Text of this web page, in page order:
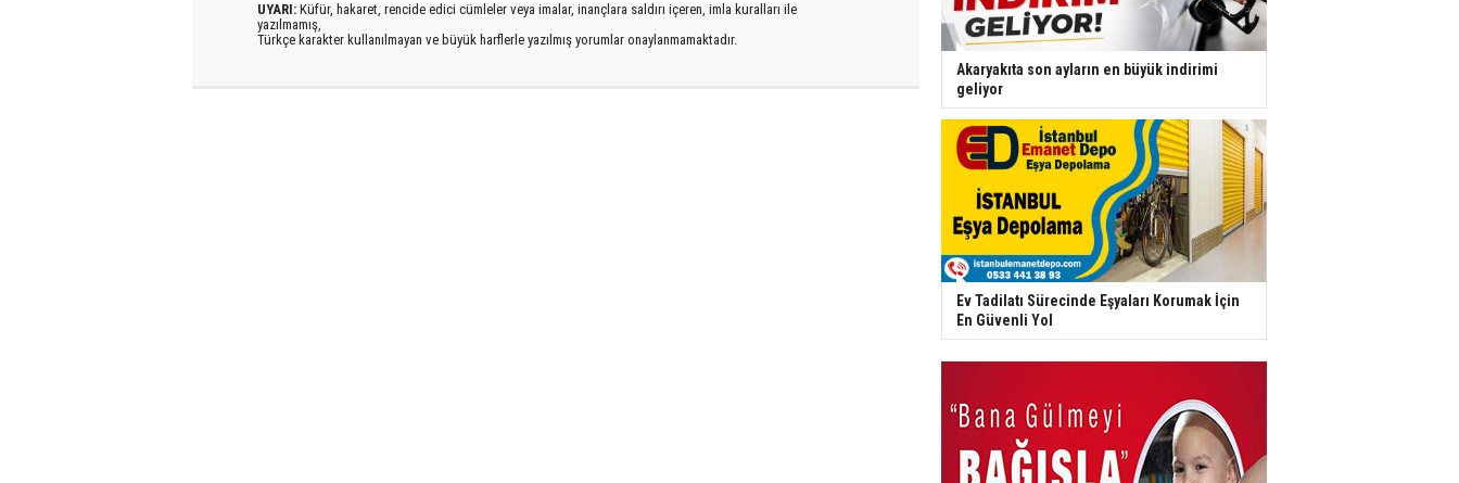
UYARI: Küfür, hakaret, rencide edici cümleler veya imalar, inançlara saldırı içeren, imla kuralları ile
yazılmamış,
Türkçe karakter kullanılmayan ve büyük harflerle yazılmış yorumlar onaylanmamaktadır.
Akaryakıta son ayların en büyük indirimi
geliyor
Ev Tadilatı Sürecinde Eşyaları Korumak İçin
En Güvenli Yol